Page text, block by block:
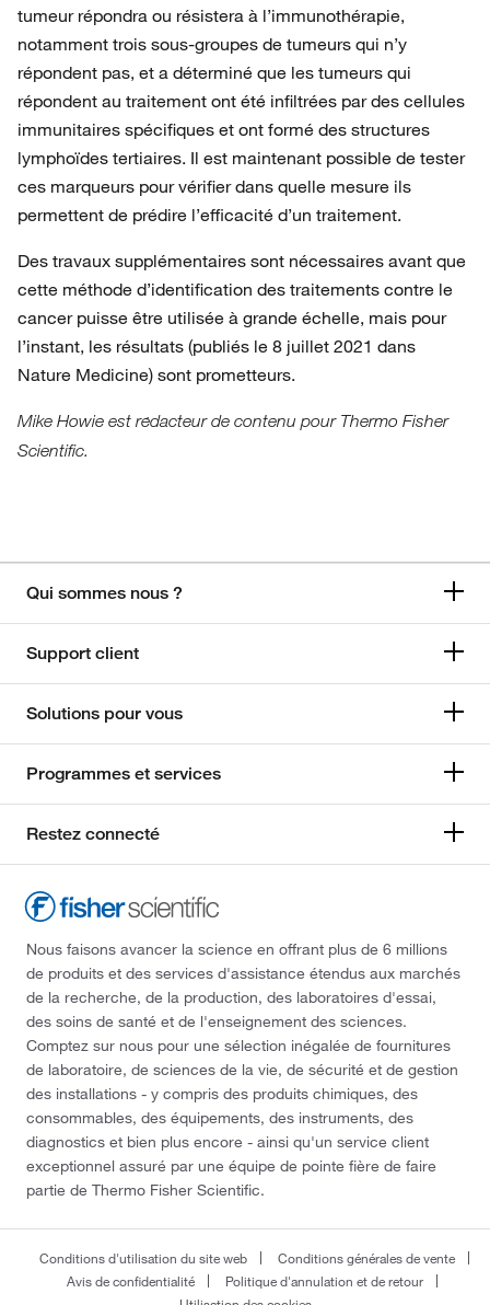
tumeur répondra ou résistera à l’immunothérapie,
notamment trois sous-groupes de tumeurs qui n’y
répondent pas, et a déterminé que les tumeurs qui
répondent au traitement ont été infiltrées par des cellules
immunitaires spécifiques et ont formé des structures
lymphoïdes tertiaires. Il est maintenant possible de tester
ces marqueurs pour vérifier dans quelle mesure ils
permettent de prédire l’efficacité d’un traitement.
Des travaux supplémentaires sont nécessaires avant que
cette méthode d’identification des traitements contre le
cancer puisse être utilisée à grande échelle, mais pour
l’instant, les résultats (publiés le 8 juillet 2021 dans
Nature Medicine) sont prometteurs.
Mike Howie est rédacteur de contenu pour Thermo Fisher
Scientific.
Qui sommes nous ?
Support client
Solutions pour vous
Programmes et services
Restez connecté
Nous faisons avancer la science en offrant plus de 6 millions
de produits et des services d'assistance étendus aux marchés
de la recherche, de la production, des laboratoires d'essai,
des soins de santé et de l'enseignement des sciences.
Comptez sur nous pour une sélection inégalée de fournitures
de laboratoire, de sciences de la vie, de sécurité et de gestion
des installations - y compris des produits chimiques, des
consommables, des équipements, des instruments, des
diagnostics et bien plus encore - ainsi qu'un service client
exceptionnel assuré par une équipe de pointe fière de faire
partie de Thermo Fisher Scientific.
Conditions d'utilisation du site web
Conditions générales de vente
Avis de confidentialité
Politique d'annulation et de retour